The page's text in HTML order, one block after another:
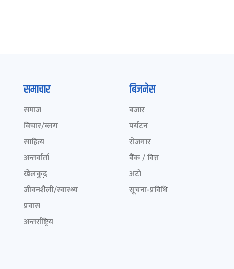
समाचार
समाज
विचार/ब्लग
साहित्य
अन्तर्वार्ता
खेलकुद़़
जीवनशैली/स्वास्थ्य
प्रवास
अन्तर्राष्ट्रिय
बिजनेस
बजार
पर्यटन
रोजगार
बैंक / वित्त
अटो
सूचना-प्रविधि